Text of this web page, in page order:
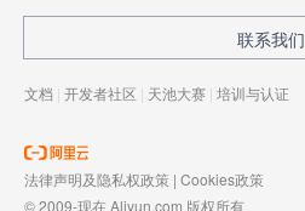
联系我们
文档 | 开发者社区 | 天池大赛 | 培训与认证
法律声明及隐私权政策 | Cookies政策
© 2009-现在 Aliyun.com 版权所有